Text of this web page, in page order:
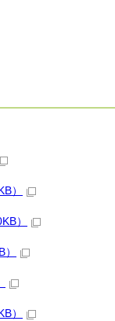
）
）
）